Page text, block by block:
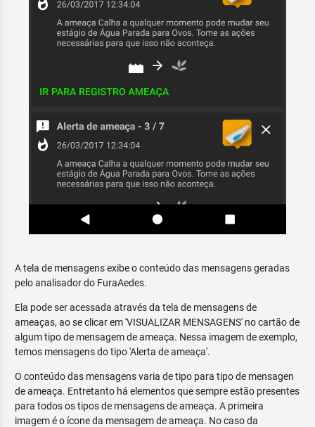
A tela de mensagens exibe o conteúdo das mensagens geradas
pelo analisador do FuraAedes.
Ela pode ser acessada através da tela de mensagens de
ameaças, ao se clicar em 'VISUALIZAR MENSAGENS' no cartão de
algum tipo de mensagem de ameaça. Nessa imagem de exemplo,
temos mensagens do tipo 'Alerta de ameaça'.
O conteúdo das mensagens varia de tipo para tipo de mensagen
de ameaça. Entretanto há elementos que sempre estão presentes
para todos os tipos de mensagens de ameaça. A primeira
imagem é o ícone da mensagem de ameaça. No caso da